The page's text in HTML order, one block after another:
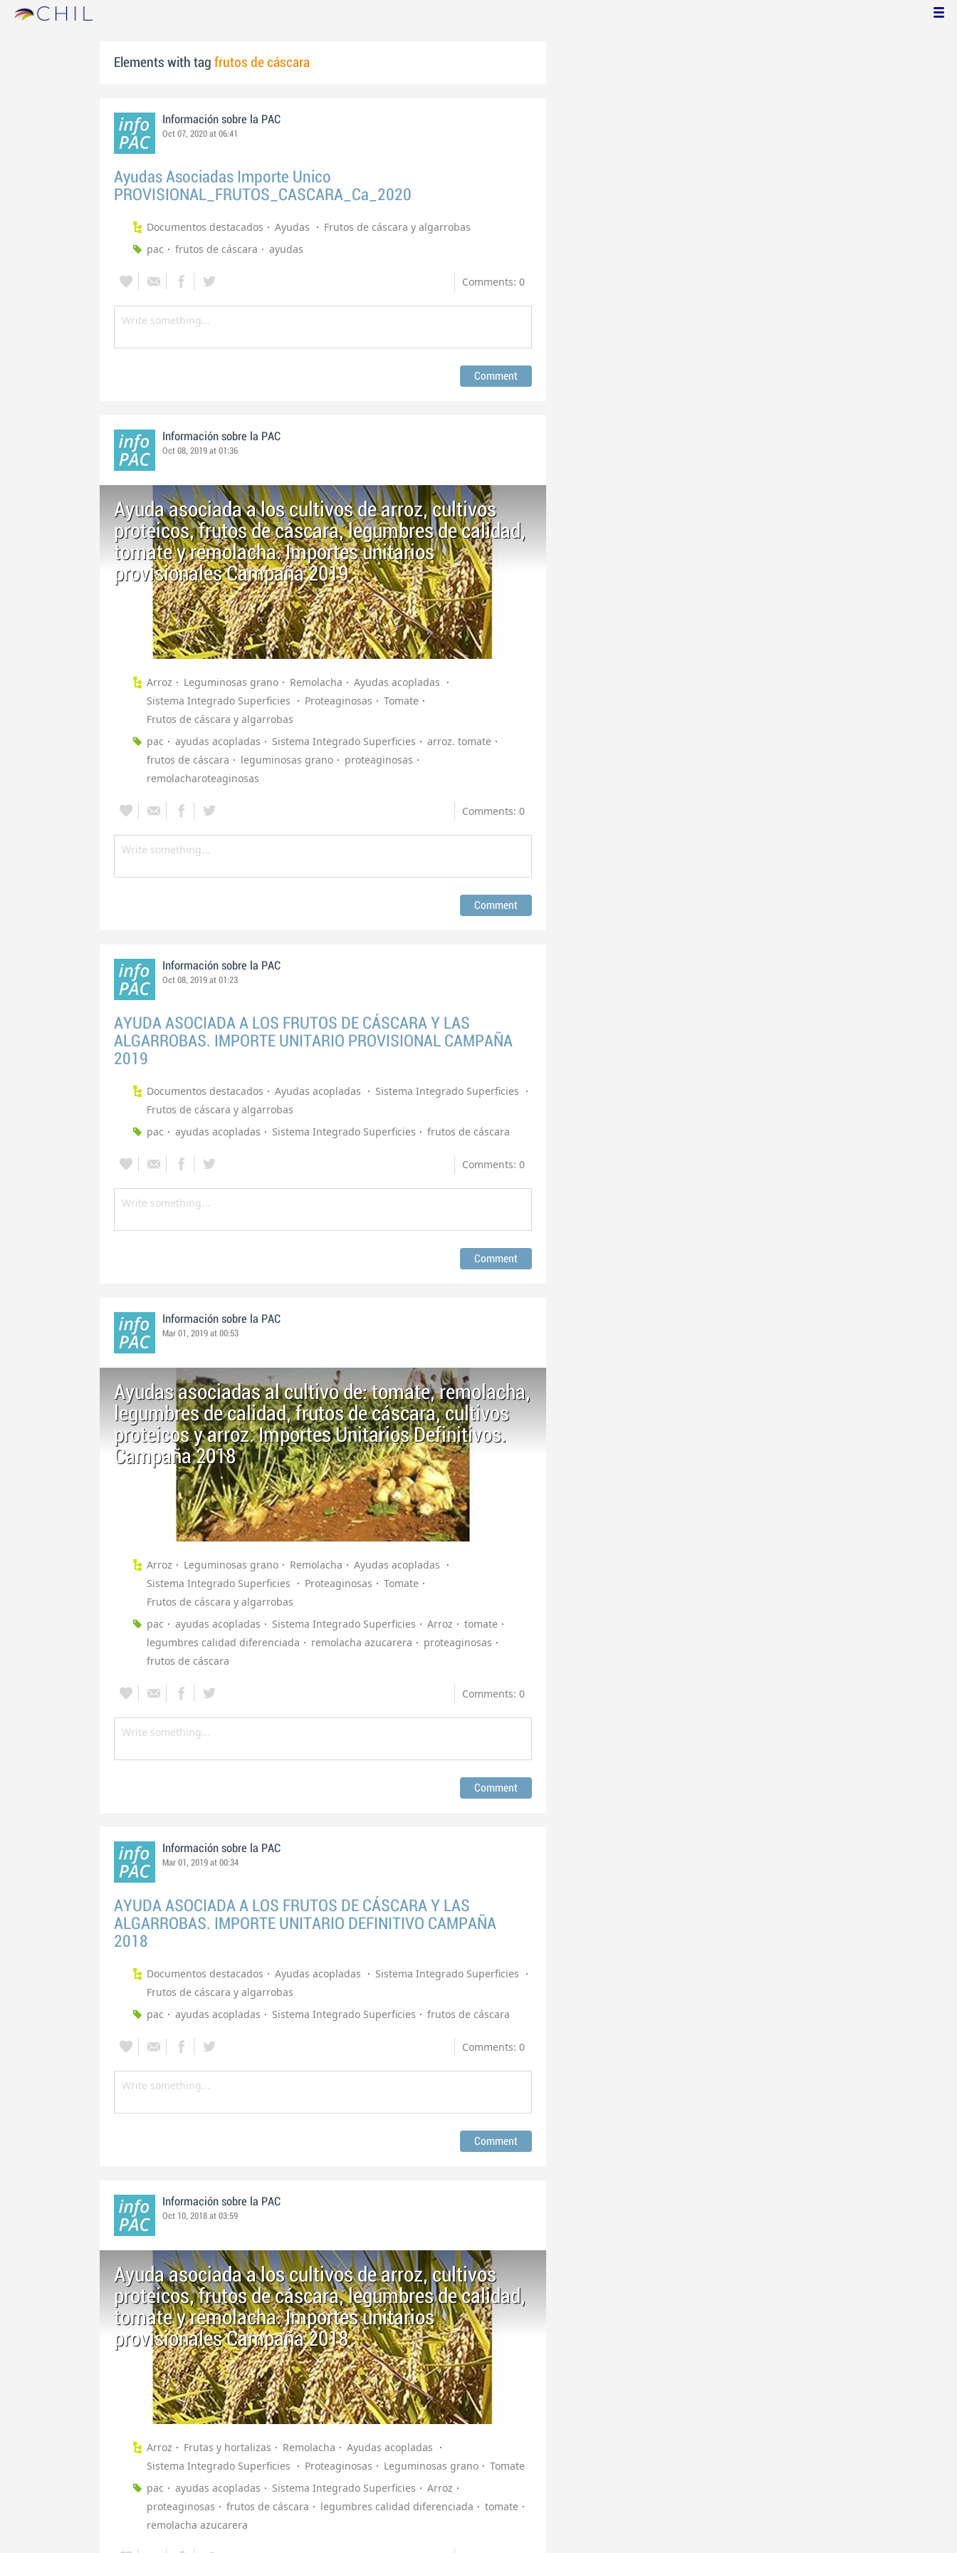
Elements with tag frutos de cáscara
Información sobre la PAC
Oct 07, 2020 at 06:41
Ayudas Asociadas Importe Unico
PROVISIONAL_FRUTOS_CASCARA_Ca_2020
Documentos destacados Ayudas
Frutos de cáscara y algarrobas
pac
frutos de cáscara ayudas
Comments: 0
Información sobre la PAC
Oct 08, 2019 at 01:36
Ayuda asociada a los cultivos de arroz, cultivos
proteicos, frutos de cáscara, legumbres de calidad,
tomate y remolacha. Importes unitarios
provisionales Campaña 2019
Arroz Leguminosas grano Remolacha
Ayudas acopladas
Sistema Integrado Superficies
Proteaginosas
Tomate
Frutos de cáscara y algarrobas
pac
ayudas acopladas Sistema Integrado Superficies
arroz. tomate
frutos de cáscara
leguminosas grano
proteaginosas
remolacharoteaginosas
Comments: 0
Información sobre la PAC
Oct 08, 2019 at 01:23
AYUDA ASOCIADA A LOS FRUTOS DE CÁSCARA Y LAS
ALGARROBAS. IMPORTE UNITARIO PROVISIONAL CAMPAÑA
2019
Documentos destacados Ayudas acopladas
Sistema Integrado Superficies
Frutos de cáscara y algarrobas
pac
ayudas acopladas Sistema Integrado Superficies frutos de cáscara
Comments: 0
Información sobre la PAC
Mar 01, 2019 at 00:53
Ayudas asociadas al cultivo de: tomate, remolacha,
legumbres de calidad, frutos de cáscara, cultivos
proteicos y arroz. Importes Unitarios Definitivos.
Campaña 2018
Arroz Leguminosas grano Remolacha
Ayudas acopladas
Sistema Integrado Superficies
Proteaginosas
Tomate
Frutos de cáscara y algarrobas
pac
ayudas acopladas Sistema Integrado Superficies Arroz
tomate
legumbres calidad diferenciada
remolacha azucarera
proteaginosas
frutos de cáscara
Comments: 0
Información sobre la PAC
Mar 01, 2019 at 00:34
AYUDA ASOCIADA A LOS FRUTOS DE CÁSCARA Y LAS
ALGARROBAS. IMPORTE UNITARIO DEFINITIVO CAMPAÑA
2018
Documentos destacados Ayudas acopladas
Sistema Integrado Superficies
Frutos de cáscara y algarrobas
pac
ayudas acopladas Sistema Integrado Superficies frutos de cáscara
Comments: 0
Información sobre la PAC
Oct 10, 2018 at 03:59
Ayuda asociada a los cultivos de arroz, cultivos
proteicos, frutos de cáscara, legumbres de calidad,
tomate y remolacha. Importes unitarios
provisionales Campaña 2018
Arroz Frutas y hortalizas Remolacha
Ayudas acopladas
Sistema Integrado Superficies
Proteaginosas Leguminosas grano
Tomate
pac
ayudas acopladas Sistema Integrado Superficies
Arroz
proteaginosas
frutos de cáscara legumbres calidad diferenciada
tomate
remolacha azucarera